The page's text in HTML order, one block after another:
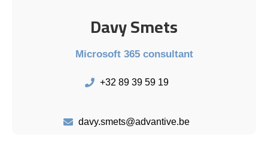
Davy Smets
Microsoft 365 consultant
+32 89 39 59 19
davy.smets@advantive.be